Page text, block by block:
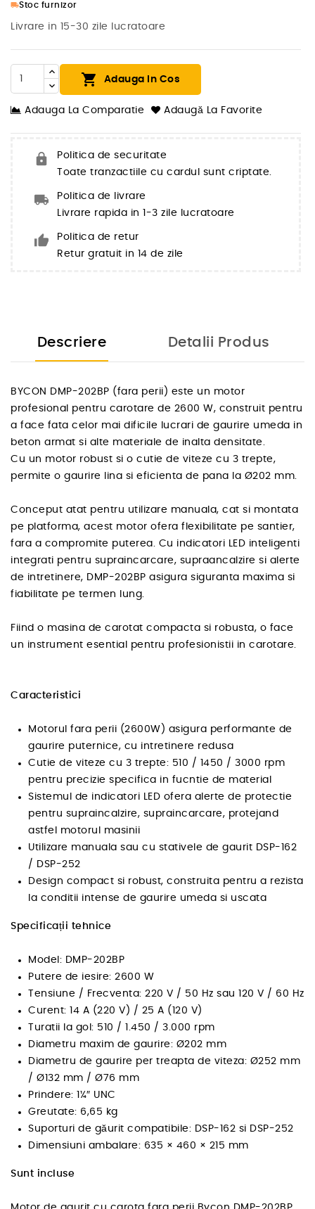
local_shippingStoc furnizor
Livrare in 15-30 zile lucratoare
 Adauga In Cos
Adauga La Comparatie Adaugă La Favorite
Politica de securitate
Toate tranzactiile cu cardul sunt criptate.
Politica de livrare
Livrare rapida in 1-3 zile lucratoare
Politica de retur
Retur gratuit in 14 de zile
Descriere Detalii Produs
BYCON DMP-202BP (fara perii) este un motor
profesional pentru carotare de 2600 W, construit pentru
a face fata celor mai dificile lucrari de gaurire umeda in
beton armat si alte materiale de inalta densitate.
Cu un motor robust si o cutie de viteze cu 3 trepte,
permite o gaurire lina si eficienta de pana la Ø202 mm.
Conceput atat pentru utilizare manuala, cat si montata
pe platforma, acest motor ofera flexibilitate pe santier,
fara a compromite puterea. Cu indicatori LED inteligenti
integrati pentru supraincarcare, supraancalzire si alerte
de intretinere, DMP-202BP asigura siguranta maxima si
fiabilitate pe termen lung.
Fiind o masina de carotat compacta si robusta, o face
un instrument esential pentru profesionistii in carotare.
Caracteristici
Motorul fara perii (2600W) asigura performante de
gaurire puternice, cu intretinere redusa
Cutie de viteze cu 3 trepte: 510 / 1450 / 3000 rpm
pentru precizie specifica in fucntie de material
Sistemul de indicatori LED ofera alerte de protectie
pentru supraincalzire, supraincarcare, protejand
astfel motorul masinii
Utilizare manuala sau cu stativele de gaurit DSP-162
/ DSP-252
Design compact si robust, construita pentru a rezista
la conditii intense de gaurire umeda si uscata
Specificații tehnice
Model: DMP-202BP
Putere de iesire: 2600 W
Tensiune / Frecventa: 220 V / 50 Hz sau 120 V / 60 Hz
Curent: 14 A (220 V) / 25 A (120 V)
Turatii la gol: 510 / 1.450 / 3.000 rpm
Diametru maxim de gaurire: Ø202 mm
Diametru de gaurire per treapta de viteza: Ø252 mm
/ Ø132 mm / Ø76 mm
Prindere: 1¼″ UNC
Greutate: 6,65 kg
Suporturi de găurit compatibile: DSP-162 si DSP-252
Dimensiuni ambalare: 635 × 460 × 215 mm
Sunt incluse